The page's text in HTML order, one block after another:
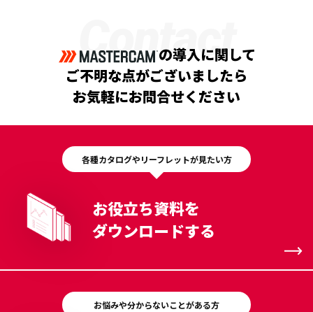
Contact
の導入に関して
ご不明な点がございましたら
お気軽にお問合せください
各種カタログやリーフレットが見たい方
お役立ち資料を
ダウンロードする
お悩みや分からないことがある方